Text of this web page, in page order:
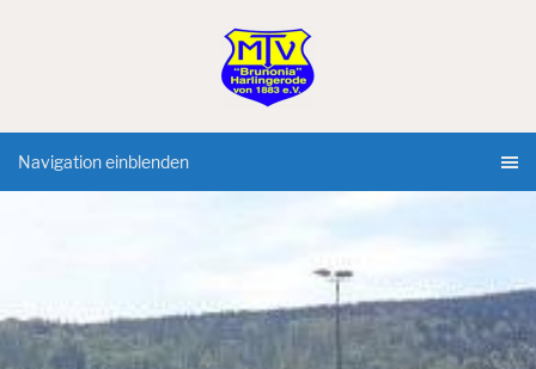
Navigation einblenden